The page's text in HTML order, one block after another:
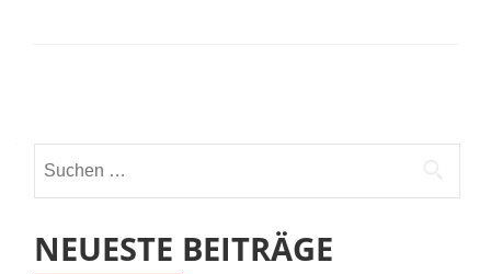
Navigation
nach:
NEUESTE BEITRÄGE